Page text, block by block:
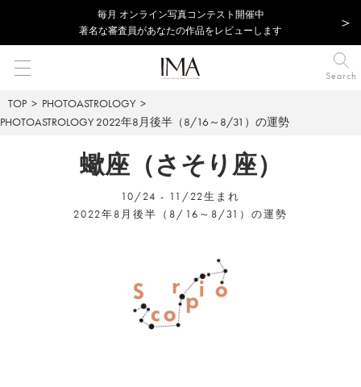
毎⽉ オンライン写真コンテスト開催中
著名な審査員があなたの作品をレビューします
Search
TOP
PHOTOASTROLOGY
PHOTOASTROLOGY 2022年8月後半（8/16～8/31）の運勢
蠍座（さそり座）
10/24 - 11/22生まれ
2022年8月後半（8/16～8/31）の運勢